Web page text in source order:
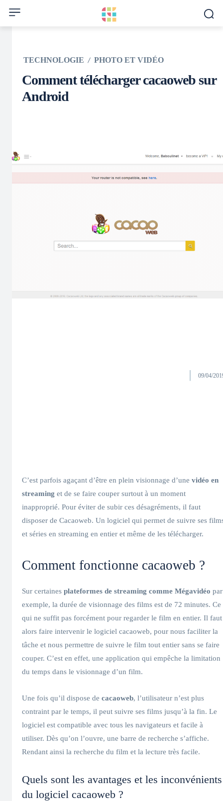
TECHNOLOGIE PHOTO ET VIDÉO
Comment télécharger cacaoweb sur
Android
09/04/
C’est parfois agaçant d’être en plein visionnage d’une vidéo en
streaming et de se faire couper surtout à un moment
inapproprié. Pour éviter de subir ces désagréments, il faut
disposer de Cacaoweb. Un logiciel qui permet de suivre ses
et séries en streaming en entier et même de les télécharger.
Comment fonctionne cacaoweb ?
Sur certaines plateformes de streaming comme Mégavidéo par
exemple, la durée de visionnage des films est de 72 minutes. Ce
qui ne suffit pas forcément pour regarder le film en entier. Il faut
alors faire intervenir le logiciel cacaoweb, pour nous faciliter la
tâche et nous permettre de suivre le film tout entier sans se faire
couper. C’est en effet, une application qui empêche la limitation
du temps dans le visionnage d’un film.
Une fois qu’il dispose de cacaoweb, l’utilisateur n’est plus
contraint par le temps, il peut suivre ses films jusqu’à la fin. Le
logiciel est compatible avec tous les navigateurs et facile à
utiliser. Dès qu’on l’ouvre, une barre de recherche s’affiche.
Rendant ainsi la recherche du film et la lecture très facile.
Quels sont les avantages et les inconvénients
du logiciel cacaoweb ?